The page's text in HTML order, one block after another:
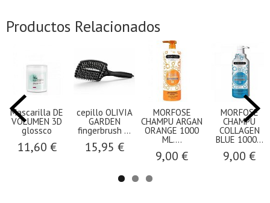
Productos Relacionados
Mascarilla DE
VOLUMEN 3D
glossco
11,60 €
cepillo OLIVIA
GARDEN
fingerbrush ...
15,95 €
MORFOSE
CHAMPU ARGAN
ORANGE 1000
ML....
9,00 €
MORFOSE
CHAMPU
COLLAGEN
BLUE 1000...
9,00 €